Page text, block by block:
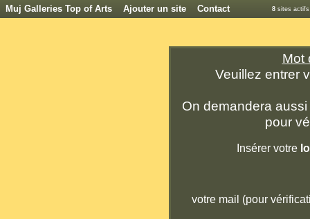
Muj Galleries Top of Arts Ajouter un site Contact 8 sites
Mot
Veuillez entrer
On demandera
pour
Insérer votre
votre mail (pour